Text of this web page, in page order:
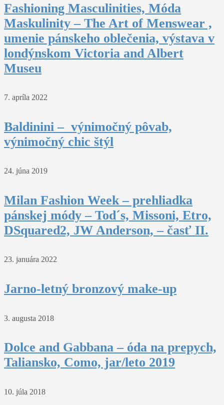
Fashioning Masculinities, Móda
Maskulinity – The Art of Menswear ,
umenie pánskeho oblečenia, výstava v
londýnskom Victoria and Albert
Museu
7. apríla 2022
Baldinini – výnimočný pôvab,
výnimočný chic štýl
24. júna 2019
Milan Fashion Week – prehliadka
pánskej módy – Tod´s, Missoni, Etro,
DSquared2, JW Anderson, – časť II.
23. januára 2022
Jarno-letný bronzový make-up
3. augusta 2018
Dolce and Gabbana – óda na prepych,
Taliansko, Como, jar/leto 2019
10. júla 2018